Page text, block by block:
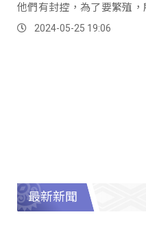
他們有封控，為了要繁殖，
放了交給我們鄉公所管理。
2024-05-25 19:06
最新新聞